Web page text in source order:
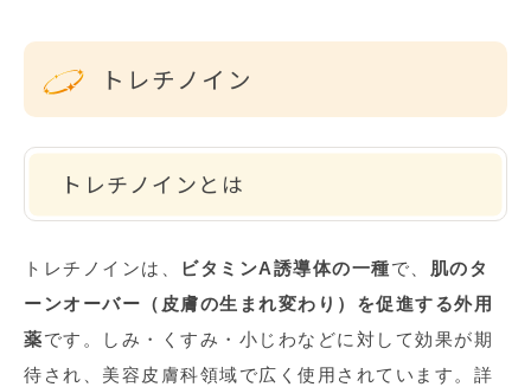
トレチノイン
トレチノインとは
トレチノインは、 ビタミンA誘導体の一種で、 肌のタ
ーンオーバー（皮膚の生まれ変わり）を促進する外用
薬です。しみ・くすみ・小じわなどに対して効果が期
待され、美容皮膚科領域で広く使用されています。詳